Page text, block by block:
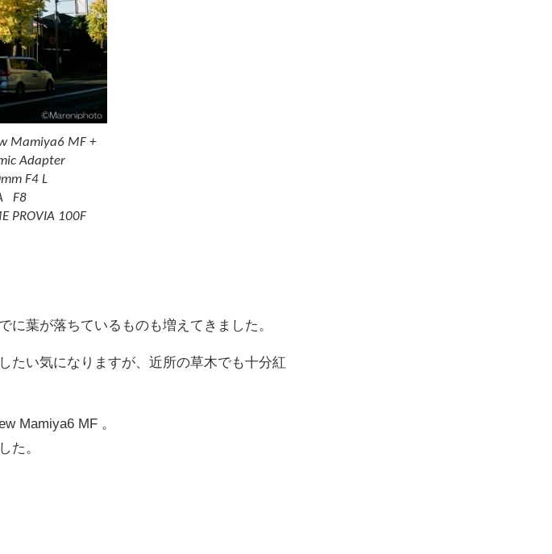
Mamiya6 MF +
Adapter
F4 L
F8
PROVIA 100F
葉が落ちているものも増えてきました。
たい気になりますが、近所の草木でも十分紅
Mamiya6 MF 。
た。